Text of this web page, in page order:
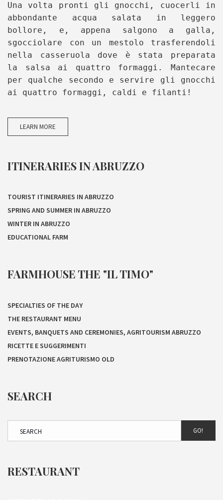
Una volta pronti gli gnocchi, cuocerli in
abbondante acqua salata in leggero
bollore, e, appena salgono a galla,
sgocciolare con un mestolo trasferendoli
nella casseruola dove è stata preparata
la salsa ai quattro formaggi. Mantecare
per qualche secondo e servire gli gnocchi
ai quattro formaggi, caldi e filanti!
LEARN MORE
ITINERARIES IN ABRUZZO
TOURIST ITINERARIES IN ABRUZZO
SPRING AND SUMMER IN ABRUZZO
WINTER IN ABRUZZO
EDUCATIONAL FARM
FARMHOUSE THE "IL TIMO"
SPECIALTIES OF THE DAY
THE RESTAURANT MENU
EVENTS, BANQUETS AND CEREMONIES, AGRITOURISM ABRUZZO
RICETTE E SUGGERIMENTI
PRENOTAZIONE AGRITURISMO OLD
SEARCH
GO!
RESTAURANT